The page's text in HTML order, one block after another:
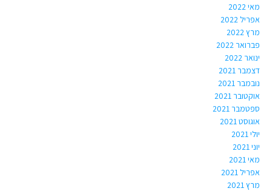
מאי 2022
אפריל 2022
מרץ 2022
פברואר 2022
ינואר 2022
דצמבר 2021
נובמבר 2021
אוקטובר 2021
ספטמבר 2021
אוגוסט 2021
יולי 2021
יוני 2021
מאי 2021
אפריל 2021
מרץ 2021